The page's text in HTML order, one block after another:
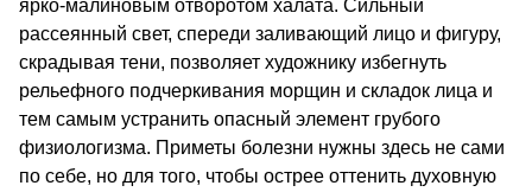
ярко-малиновым отворотом халата. Сильный
рассеянный свет, спереди заливающий лицо и фигуру,
скрадывая тени, позволяет художнику избегнуть
рельефного подчеркивания морщин и складок лица и
тем самым устранить опасный элемент грубого
физиологизма. Приметы болезни нужны здесь не сами
по себе, но для того, чтобы острее оттенить духовную